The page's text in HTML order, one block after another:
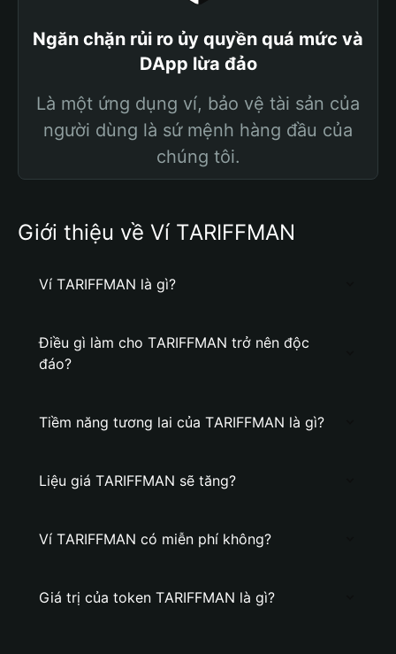
Ngăn chặn rủi ro ủy quyền quá mức và
DApp lừa đảo
Là một ứng dụng ví, bảo vệ tài sản của
người dùng là sứ mệnh hàng đầu của
chúng tôi.
Giới thiệu về Ví TАRIFFMAN
Ví TАRIFFMAN là gì?
Điều gì làm cho TАRIFFMAN trở nên độc
đáo?
Tiềm năng tương lai của TАRIFFMAN là gì?
Liệu giá TАRIFFMAN sẽ tăng?
Ví TАRIFFMAN có miễn phí không?
Giá trị của token TАRIFFMAN là gì?